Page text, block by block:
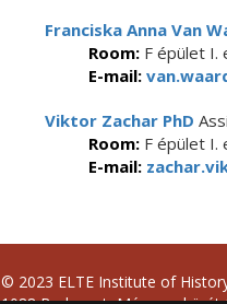
Franciska Anna Van
Room: F épület I.
E-mail:
Viktor Zachar PhD
Room: F épület I.
E-mail:
© 2023 ELTE Institute of